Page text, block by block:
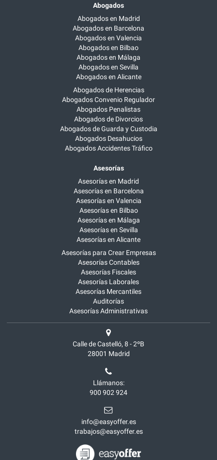
Abogados
Abogados en Madrid
Abogados en Barcelona
Abogados en Valencia
Abogados en Bilbao
Abogados en Málaga
Abogados en Sevilla
Abogados en Alicante
Abogados de Herencias
Abogados Convenio Regulador
Abogados Penalistas
Abogados de Divorcios
Abogados de Guarda y Custodia
Abogados Desahucios
Abogados Accidentes Tráfico
Asesorías
Asesorías en Madrid
Asesorías en Barcelona
Asesorías en Valencia
Asesorías en Bilbao
Asesorías en Málaga
Asesorías en Sevilla
Asesorías en Alicante
Asesorías para Crear Empresas
Asesorías Contables
Asesorías Fiscales
Asesorías Laborales
Asesorías Mercantiles
Auditorías
Asesorías Administrativas
Calle de Castelló, 8 - 2ºB
28001 Madrid
Llámanos:
900 902 924
info@easyoffer.es
trabajos@easyoffer.es